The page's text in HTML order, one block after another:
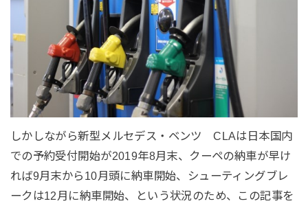
しかしながら新型メルセデス・ベンツ CLAは日本国内
での予約受付開始が2019年8月末、クーペの納車が早け
れば9月末から10月頭に納車開始、シューティングブレ
ークは12月に納車開始、という状況のため、この記事を